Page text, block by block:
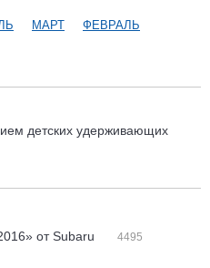
МАРТ ФЕВРАЛЬ
детских удерживающих
от Subaru
4495